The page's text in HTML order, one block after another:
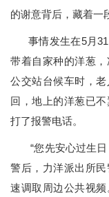
的谢意背后，藏着一
事情发生在5月31
带着自家种的洋葱
公交站台候车时，
回，地上的洋葱已
打了报警电话。
“您先安心过生日
警后，力洋派出所
速调取周边公共视